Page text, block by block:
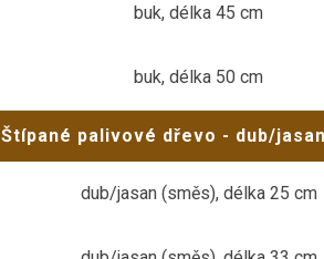
buk, délka 45 cm
buk, délka 50 cm
Štípané palivové dřevo - dub/
dub/jasan (směs), délka 25 cm